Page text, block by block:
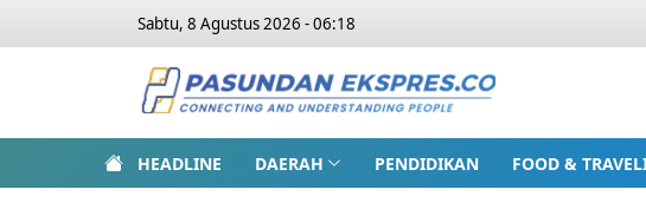
Sabtu, 8 Agustus 2026 - 06:18
HEADLINE DAERAH PENDIDIKAN FOOD &